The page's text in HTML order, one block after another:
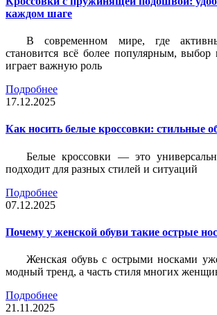
каждом шаге
В современном мире, где
становится всё более популярным, выбор
играет важную роль
Подробнее
17.12.2025
Как носить белые кроссовки: стильные
Белые кроссовки — это
подходит для разных стилей и ситуаций
Подробнее
07.12.2025
Почему у женской обуви такие острые
Женская обувь с острыми носками
модный тренд, а часть стиля многих
Подробнее
21.11.2025